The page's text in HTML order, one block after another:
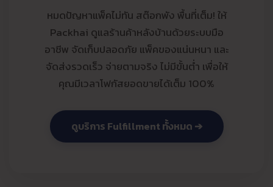
หมดปัญหาแพ็คไม่ทัน สต๊อกพัง พื้นที่เต็ม! ให้
Packhai ดูแลร้านค้าหลังบ้านด้วยระบบมือ
อาชีพ จัดเก็บปลอดภัย แพ็คของแน่นหนา และ
จัดส่งรวดเร็ว จ่ายตามจริง ไม่มีขั้นต่ำ เพื่อให้
คุณมีเวลาโฟกัสยอดขายได้เต็ม 100%
ดูบริการ Fulfillment ทั้งหมด ➔